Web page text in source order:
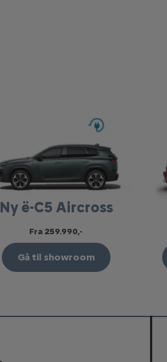
Ny ë-C5 Aircross
Fra 259.990,-
Gå til showroom